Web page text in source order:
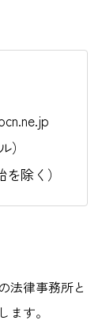
除く）
法律事務所と
す。